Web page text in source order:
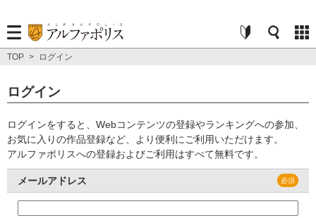
TOP > ログイン
ログイン
ログインをすると、Webコンテンツの登録やランキングへの参加、
お気に入りの作品登録など、より便利にご利用いただけます。
アルファポリスへの登録およびご利用はすべて無料です。
メールアドレス